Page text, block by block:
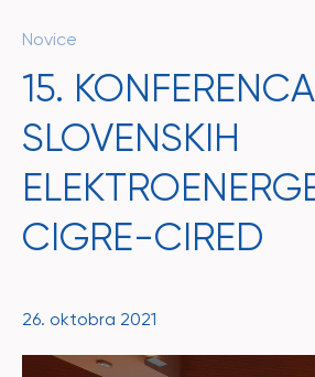
Novice
15. KONFERENCA
SLOVENSKIH
CIGRE-CIRED
26. oktobra 2021